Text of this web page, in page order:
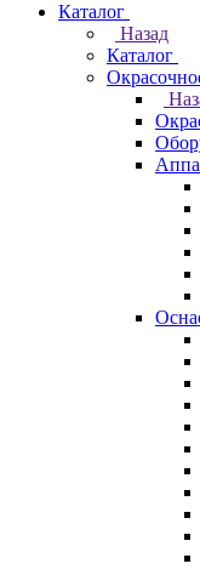
Каталог
Назад
Каталог